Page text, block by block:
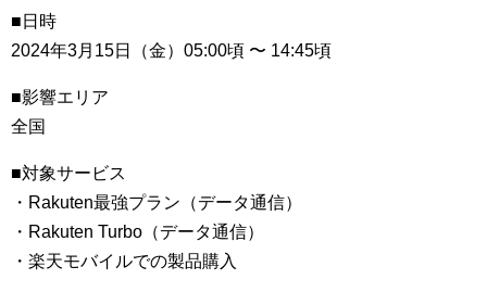
■日時
2024年3月15日（金）05:00頃 〜 14:45頃
■影響エリア
全国
■対象サービス
・Rakuten最強プラン（データ通信）
・Rakuten Turbo（データ通信）
・楽天モバイルでの製品購入